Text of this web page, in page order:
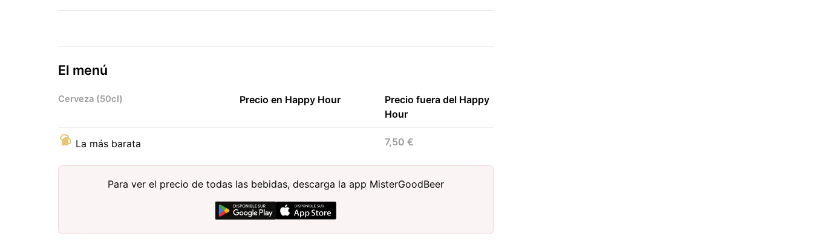
El menú
Cerveza (50cl) Precio en Happy Hour
Precio fuera del Happy
Hour
La más barata 7,50 €
Para ver el precio de todas las bebidas, descarga la app MisterGoodBeer